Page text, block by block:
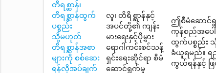
တိရစ္ဆာန်၊
တိရစ္ဆာန်ထွက်
ပစ္စည်း
သို့မဟုတ်
တိရစ္ဆာန်အစာ
များကို စစ်ဆေး
ရန်လိုအပ်ချက်
လူ၊ တိရိစ္ဆာန်နှင့်
အပင်တို့၏ ကျန်း
မားရေးနှင့်ပိုမွှား
ရောဂါကင်းစင်သန့်
ရှင်းရေးဆိုင်ရာ စီမံ
ဆောင်ရွက်မှု
ဤစီမံဆောင်
ကုန်စည်အပေါ်
ထွက်ပစ္စည်း
ခံယူရမည်။ ရည်
ကွယ်ရန်နှင့် ဖြ